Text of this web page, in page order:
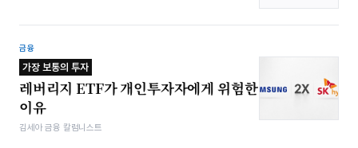
금융
가장 보통의 투자
레버리지 ETF가 개인투자자에게 위험한
이유
김세아 금융 칼럼니스트